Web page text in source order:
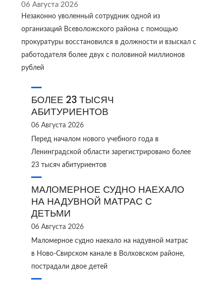
06 Августа 2026
Незаконно уволенный сотрудник одной из
организаций Всеволожского района с помощью
прокуратуры восстановился в должности и взыскал с
работодателя более двух с половиной миллионов
рублей
БОЛЕЕ 23 ТЫСЯЧ
АБИТУРИЕНТОВ
06 Августа 2026
Перед началом нового учебного года в
Ленинградской области зарегистрировано более
23 тысяч абитуриентов
МАЛОМЕРНОЕ СУДНО НАЕХАЛО
НА НАДУВНОЙ МАТРАС С
ДЕТЬМИ
06 Августа 2026
Маломерное судно наехало на надувной матрас
в Ново‑Свирском канале в Волховском районе,
пострадали двое детей